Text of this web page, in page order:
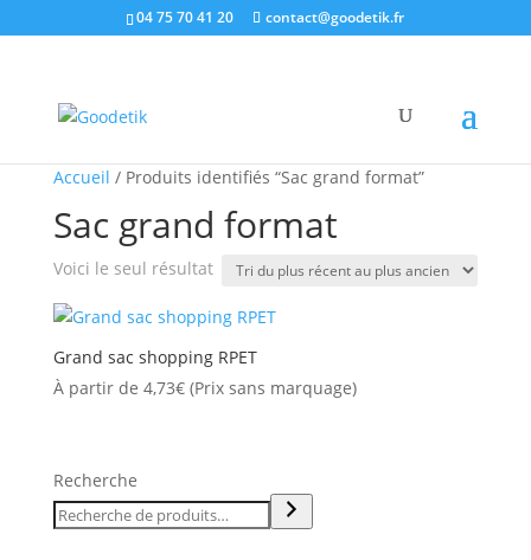
04 75 70 41 20 contact@goodetik.fr
Accueil / Produits identifiés “Sac grand format”
Sac grand format
Voici le seul résultat
Grand sac shopping RPET
À partir de 4,73€(Prix sans marquage)
Recherche